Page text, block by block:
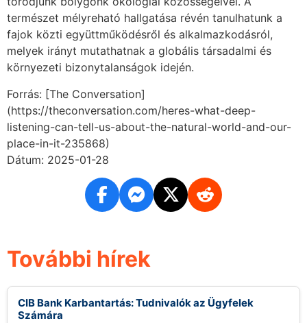
természet mélyreható hallgatása révén tanulhatunk a
fajok közti együttműködésről és alkalmazkodásról,
melyek irányt mutathatnak a globális társadalmi és
környezeti bizonytalanságok idején.
Forrás: [The Conversation]
(https://theconversation.com/heres-what-deep-
listening-can-tell-us-about-the-natural-world-and-our-
place-in-it-235868)
Dátum: 2025-01-28
További hírek
CIB Bank Karbantartás: Tudnivalók az Ügyfelek
Számára